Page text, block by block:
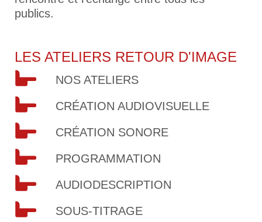
publics.
LES ATELIERS RETOUR D'IMAGE
NOS ATELIERS
CRÉATION AUDIOVISUELLE
CRÉATION SONORE
PROGRAMMATION
AUDIODESCRIPTION
SOUS-TITRAGE